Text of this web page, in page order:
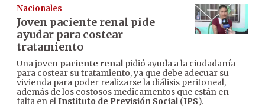
Nacionales
Joven paciente renal pide
ayudar para costear
tratamiento
Una joven paciente renalpidió ayuda a la ciudadanía
para costear su tratamiento, ya que debe adecuar su
vivienda para poder realizarse la diálisis peritoneal,
además de los costosos medicamentos que están en
falta en elInstituto de Previsión Social(IPS).